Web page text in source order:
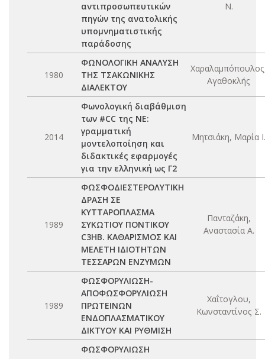
αντιπροσωπευτικών
πηγών της ανατολικής
υπομνηματιστικής
παράδοσης
Ν.
1980
ΦΩΝΟΛΟΓΙΚΗ ΑΝΑΛΥΣΗ
ΤΗΣ ΤΣΑΚΩΝΙΚΗΣ
ΔΙΑΛΕΚΤΟΥ
Αγαθοκλής
2014
Φωνολογική διαβάθμιση
των #CC της ΝΕ:
γραμματική
μοντελοποίηση και
διδακτικές εφαρμογές
για την ελληνική ως Γ2
Μητσιάκη, Μαρία Ι.
1989
ΦΩΣΦΟΔΙΕΣΤΕΡΟΛΥΤΙΚΗ
ΔΡΑΣΗ ΣΕ
ΚΥΤΤΑΡΟΠΛΑΣΜΑ
ΣΥΚΩΤΙΟΥ ΠΟΝΤΙΚΟΥ
C3HB. ΚΑΘΑΡΙΣΜΟΣ ΚΑΙ
ΜΕΛΕΤΗ ΙΔΙΟΤΗΤΩΝ
ΤΕΣΣΑΡΩΝ ΕΝΖΥΜΩΝ
Πανταζάκη,
Αναστασία Α.
1989
ΦΩΣΦΟΡΥΛΙΩΣΗ-
ΑΠΟΦΩΣΦΟΡΥΛΙΩΣΗ
ΠΡΩΤΕΙΝΩΝ
ΕΝΔΟΠΛΑΣΜΑΤΙΚΟΥ
ΔΙΚΤΥΟΥ ΚΑΙ ΡΥΘΜΙΣΗ
Χαΐτογλου,
Κωνσταντίνος Σ.
ΦΩΣΦΟΡΥΛΙΩΣΗ